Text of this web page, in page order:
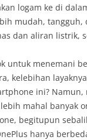
logam ke di
mudah, tangguh,
dan aliran listrik,
untuk menemani
kelebihan
ini? Namun,
mahal banyak
begitupun
hanya